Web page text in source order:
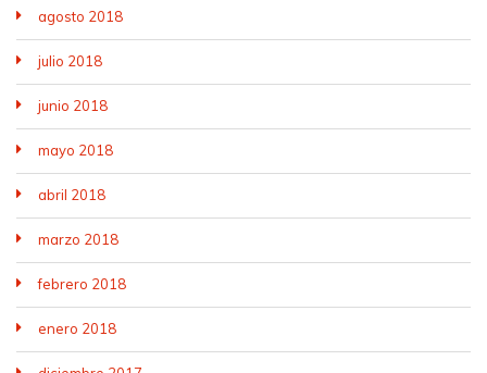
agosto 2018
julio 2018
junio 2018
mayo 2018
abril 2018
marzo 2018
febrero 2018
enero 2018